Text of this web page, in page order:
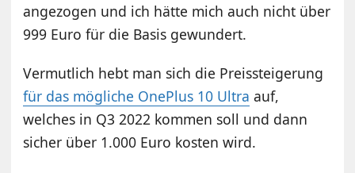
angezogen und ich hätte mich auch nicht über
999 Euro für die Basis gewundert.
Vermutlich hebt man sich die Preissteigerung
für das mögliche OnePlus 10 Ultra auf,
welches in Q3 2022 kommen soll und dann
sicher über 1.000 Euro kosten wird.